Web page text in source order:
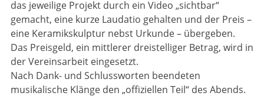
das jeweilige Projekt durch ein Video „sichtbar“
gemacht, eine kurze Laudatio gehalten und der Preis –
eine Keramikskulptur nebst Urkunde – übergeben.
Das Preisgeld, ein mittlerer dreistelliger Betrag, wird in
der Vereinsarbeit eingesetzt.
Nach Dank- und Schlussworten beendeten
musikalische Klänge den „offiziellen Teil“ des Abends.